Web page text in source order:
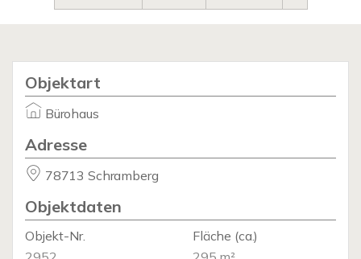
Objektart
Bürohaus
Adresse
78713 Schramberg
Objektdaten
Objekt-Nr.
Fläche (ca.)